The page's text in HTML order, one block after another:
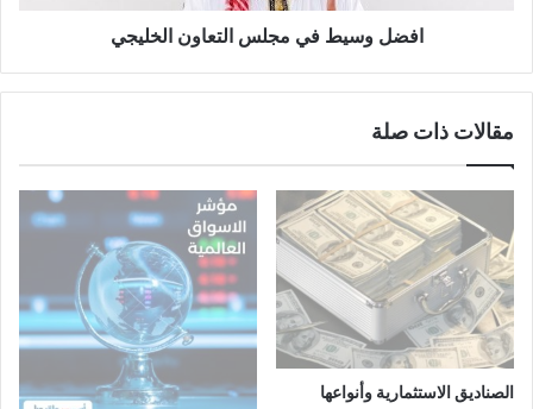
س
ع
ا
و
ن
ا
ل
خ
افضل وسيط في مجلس التعاون الخليجي
مقالات ذات صلة
الصناديق الاستثمارية وأنواعها